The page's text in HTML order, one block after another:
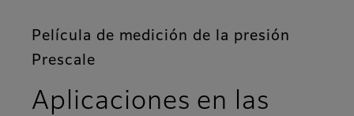
Película de medición de la presión
Prescale
Aplicaciones en las